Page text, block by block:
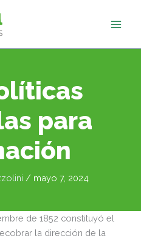
para
/ mayo 7, 2024
de 1852 constituyó el
la dirección de la